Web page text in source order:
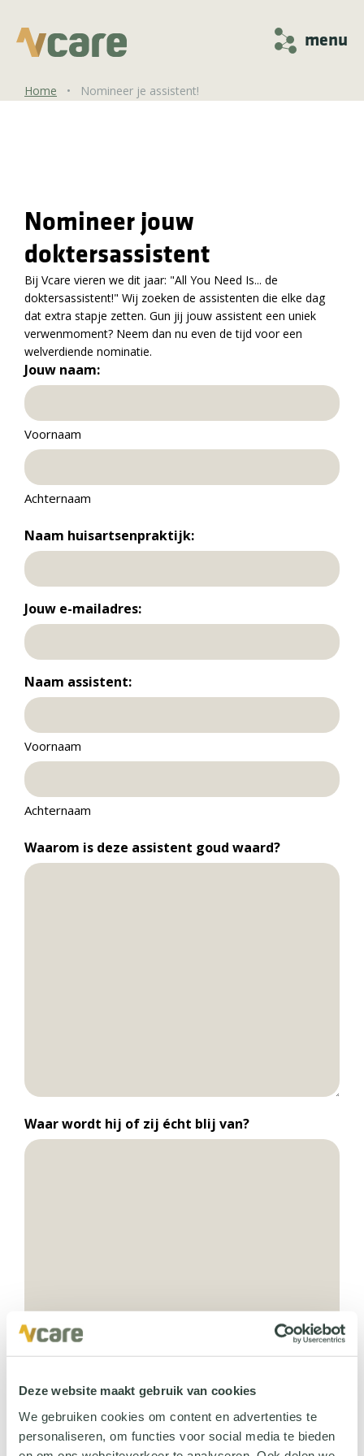
Deze website maakt gebruik van cookies
We gebruiken cookies om content en advertenties te
personaliseren, om functies voor social media te bieden
menu
Home • Nomineer je assistent!
Nomineer jouw
doktersassistent
Bij Vcare vieren we dit jaar: "All You Need Is... de
doktersassistent!" Wij zoeken de assistenten die elke dag
dat extra stapje zetten. Gun jij jouw assistent een uniek
verwenmoment? Neem dan nu even de tijd voor een
welverdiende nominatie.
Jouw naam:
Voornaam
Achternaam
Naam huisartsenpraktijk:
Jouw e-mailadres:
Naam assistent:
Voornaam
Achternaam
Waarom is deze assistent goud waard?
Waar wordt hij of zij écht blij van?
Geef ons een hint voor het persoonlijke cadeau (bijv.
tuinieren, chocola, koken, een goed boek of een
specifieke hobby).